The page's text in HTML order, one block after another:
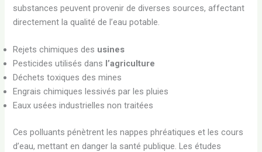
substances peuvent provenir de diverses sources, affectant
directement la qualité de l’eau potable.
Rejets chimiques des usines
Pesticides utilisés dans l’agriculture
Déchets toxiques des mines
Engrais chimiques lessivés par les pluies
Eaux usées industrielles non traitées
Ces polluants pénètrent les nappes phréatiques et les cours
d’eau, mettant en danger la santé publique. Les études